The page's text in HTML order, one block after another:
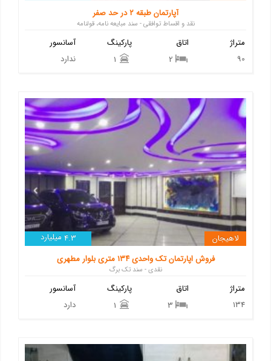
آپارتمان طبقه ۲ در حد صفر
نقد و اقساط توافقی - سند مبایعه نامه، قولنامه
آسانسور
ندارد
پارکینگ
اتاق
متراژ
90
4.3 میلیارد
لاهیجان
فروش اپارتمان تک واحدی ۱۳۴ متری بلوار مطهری
نقدی - سند تک برگ
آسانسور
دارد
پارکینگ
اتاق
متراژ
134